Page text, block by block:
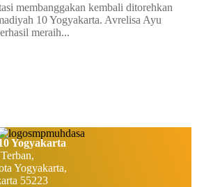
membanggakan kembali ditorehkan
10 Yogyakarta. Avrelisa Ayu
meraih...
Yogyakarta
Yogyakarta,
55223